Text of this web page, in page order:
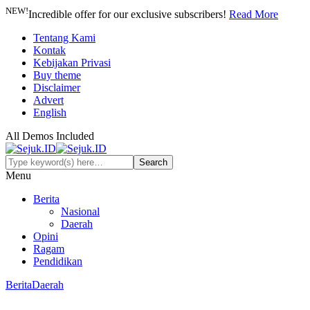
NEW!Incredible offer for our exclusive subscribers! Read More
Tentang Kami
Kontak
Kebijakan Privasi
Buy theme
Disclaimer
Advert
English
All Demos Included
Menu
Berita
Nasional
Daerah
Opini
Ragam
Pendidikan
BeritaDaerah